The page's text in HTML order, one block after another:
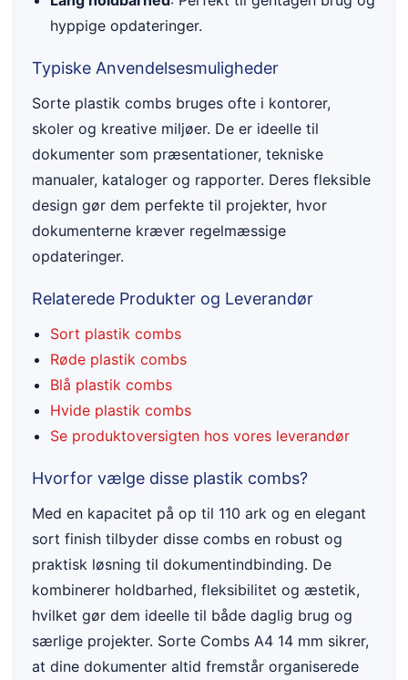
hyppige opdateringer.
Typiske Anvendelsesmuligheder
Sorte plastik combs bruges ofte i kontorer,
skoler og kreative miljøer. De er ideelle til
dokumenter som præsentationer, tekniske
manualer, kataloger og rapporter. Deres fleksible
design gør dem perfekte til projekter, hvor
dokumenterne kræver regelmæssige
opdateringer.
Relaterede Produkter og Leverandør
Sort plastik combs
Røde plastik combs
Blå plastik combs
Hvide plastik combs
Se produktoversigten hos vores leverandør
Hvorfor vælge disse plastik combs?
Med en kapacitet på op til 110 ark og en elegant
sort finish tilbyder disse combs en robust og
praktisk løsning til dokumentindbinding. De
kombinerer holdbarhed, fleksibilitet og æstetik,
hvilket gør dem ideelle til både daglig brug og
særlige projekter. Sorte Combs A4 14 mm sikrer,
at dine dokumenter altid fremstår organiserede